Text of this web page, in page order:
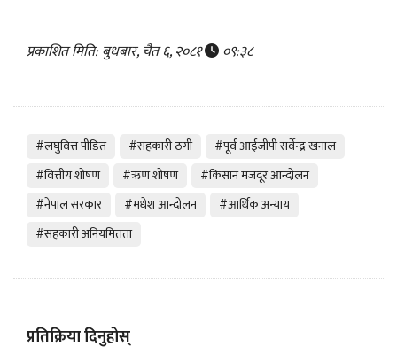
प्रकाशित मिति: बुधबार, चैत ६, २०८१ ०९:३८
#लघुवित्त पीडित #सहकारी ठगी
#पूर्व आईजीपी सर्वेन्द्र खनाल
#वित्तीय शोषण
#ऋण शोषण
#किसान मजदूर आन्दोलन
#नेपाल सरकार
#मधेश आन्दोलन
#आर्थिक अन्याय
#सहकारी अनियमितता
प्रतिक्रिया दिनुहोस्